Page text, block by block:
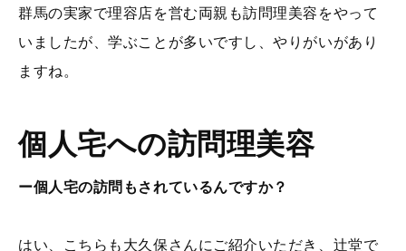
群馬の実家で理容店を営む両親も訪問理美容をやって
いましたが、学ぶことが多いですし、やりがいがあり
ますね。
個人宅への訪問理美容
ー個人宅の訪問もされているんですか？
はい、こちらも大久保さんにご紹介いただき、辻堂で